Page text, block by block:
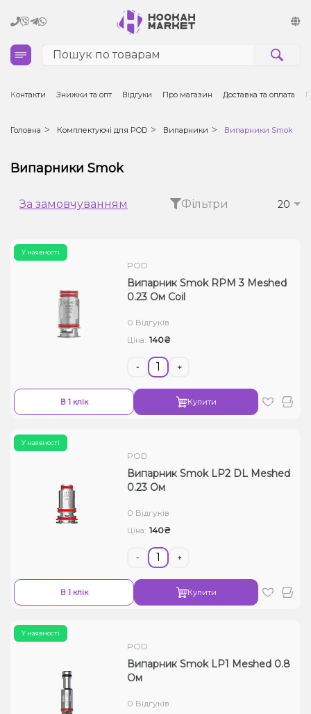
Кальяни
Тютюн для кальяну та кальянні суміші
Електронні сигарети (POD)
Комплектуючі для POD
Рідини для електронних сигарет
Контакти Знижки та опт Відгуки Про магазин Доставка та оплата
Головна Комплектуючі для POD Випарники Випарники Smok
Випарники Smok
За замовчуванням Фільтри 20
У наявності
POD
Випарник Smok RPM 3 Meshed
0.23 Ом Coil
0 Відгуків
Ціна: 140₴
- +
В 1 клік Купити
У наявності
POD
Випарник Smok LP2 DL Meshed
0.23 Ом
0 Відгуків
Ціна: 140₴
- +
В 1 клік Купити
У наявності
POD
Випарник Smok LP1 Meshed 0.8
Ом
0 Відгуків